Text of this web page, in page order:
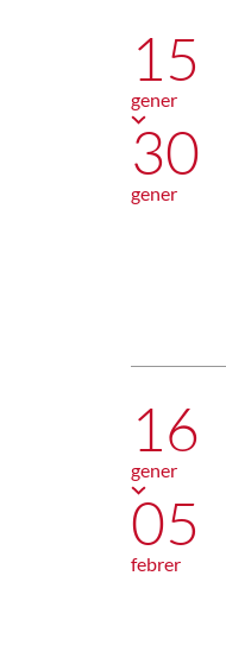
15
gener
30
gener
16
gener
05
febrer